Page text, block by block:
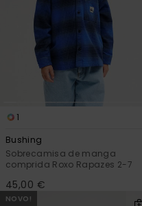
1
Bushing
Sobrecamisa de manga
comprida Roxo Rapazes 2-7
45,00 €
NOVO!